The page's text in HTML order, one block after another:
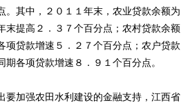
其中，２０１１年末，农业贷款余额为
末提高２．３７个百分点；农村贷款余额
项贷款增速５．２７个百分点；农户贷款
各项贷款增速８．９１个百分点。
加强农田水利建设的金融支持，江西省